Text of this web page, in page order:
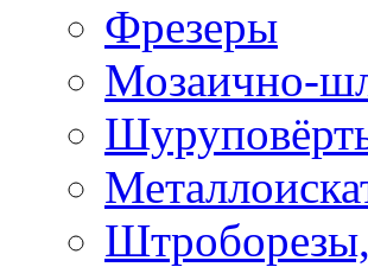
Фрезеры
Мозаично-